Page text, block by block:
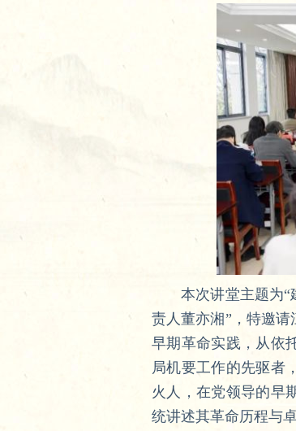
本次讲堂主题为“
责人董亦湘”，特邀
早期革命实践，从依
局机要工作的先驱者
火人，在党领导的早
统讲述其革命历程与卓